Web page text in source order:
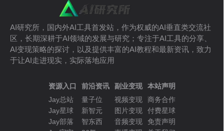
AI研究所，国内外AI工具首发站，作为权威的AI垂直类交流社
区，长期深耕于AI领域的发展与研究；专注于AI工具的分享、
AI变现策略的探讨，以及提供丰富的AI教程和最新资讯，致力
于让AI走进现实，实际落地应用
资源入口
Jay总站
Jay星球
Jay部落
前沿资讯
量子位
新智元
智东西
副业变现
视频变现
图片变现
音频变现
本站声明
商务合作
付费星球
免责声明